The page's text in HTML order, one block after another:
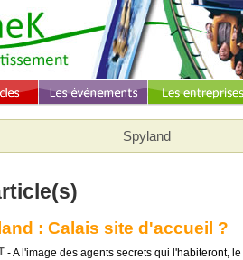
Spyland
: Calais site d'accueil ?
- A l'image des agents secrets qui l'habiteront,